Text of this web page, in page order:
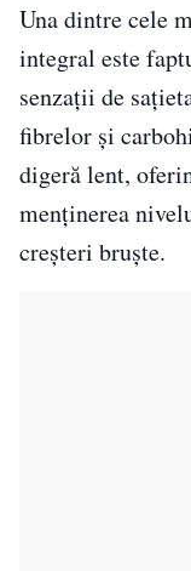
Una dintre cele
integral este
senzații de
fibrelor și
digeră lent,
menținerea
creșteri bruște.